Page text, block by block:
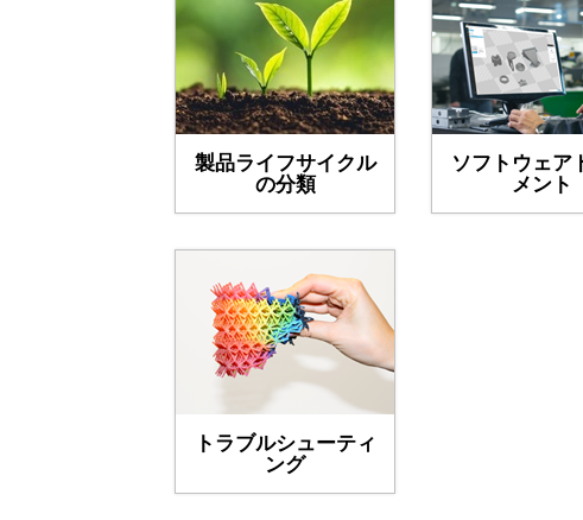
製品ライフサイクル
の分類
ソフトウェア
メント
トラブルシューティ
ング